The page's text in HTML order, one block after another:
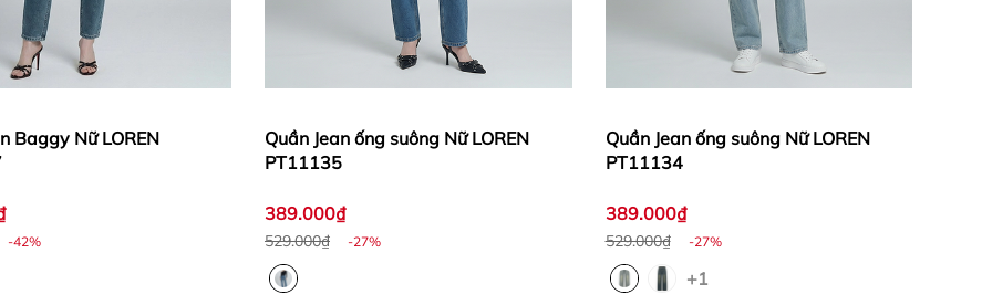
Baggy Nữ LOREN
-42%
Quần Jean ống suông Nữ LOREN
PT11135
389.000₫
529.000₫ -27%
Quần Jean ống suông Nữ LOREN
PT11134
389.000₫
529.000₫ -27%
+1